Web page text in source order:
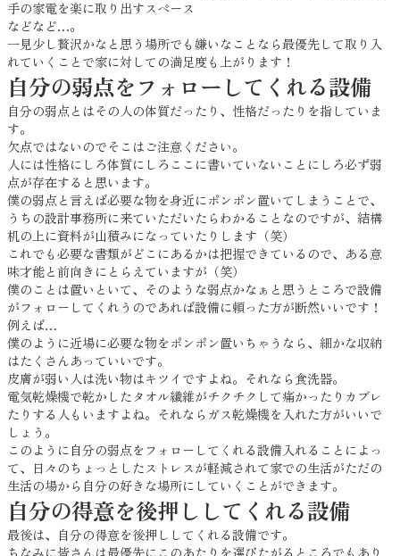
手の家電を楽に取り出すスペース
などなど…。
一見少し贅沢かなと思う場所でも嫌いなことなら最優先して取り入
れていくことで家に対しての満足度も上がります！
自分の弱点をフォローしてくれる設備
自分の弱点とはその人の体質だったり、性格だったりを指していま
す。
欠点ではないのでそこはご注意ください。
人には性格にしろ体質にしろここに書いていないことにしろ必ず弱
点が存在すると思います。
僕の弱点と言えば必要な物を身近にポンポン置いてしまうことで、
うちの設計事務所に来ていただいたらわかることなのですが、結構
机の上に資料が山積みになっていたりします（笑）
これでも必要な書類がどこにあるかは把握できているので、ある意
味才能と前向きにとらえていますが（笑）
僕のことは置いといて、そのような弱点かなぁと思うところで設備
がフォローしてくれうのであれば設備に頼った方が断然いいです！
例えば…
僕のように近場に必要な物をポンポン置いちゃうなら、細かな収納
はたくさんあっていいです。
皮膚が弱い人は洗い物はキツイですよね。それなら食洗器。
電気乾燥機で乾かしたタオル繊維がチクチクして痛かったりカブレ
たりする人もいますよね。それならガス乾燥機を入れた方がいいで
しょう。
このように自分の弱点をフォローしてくれる設備入れることによっ
て、日々のちょっとしたストレスが軽減されて家での生活がただの
生活の場から自分の好きな場所にしていくことができます。
自分の得意を後押ししてくれる設備
最後は、自分の得意を後押ししてくれる設備です。